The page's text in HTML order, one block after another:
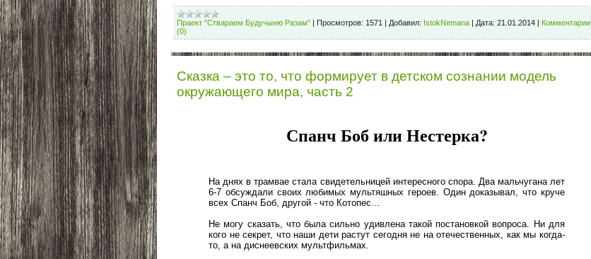
Праект "Ствараем Будучыню Разам" | Просмотров: 1571 | Добавил: IstokNemana | Дата: 21.01.2014 | Комментарии
(0)
Сказка – это то, что формирует в детском сознании модель
окружающего мира, часть 2
Спанч Боб или Нестерка?
На днях в трамвае стала свидетельницей интересного спора. Два мальчугана лет
6-7 обсуждали своих любимых мультяшных героев. Один доказывал, что круче
всех Спанч Боб, другой - что Котопес…
Не могу сказать, что была сильно удивлена такой постановкой вопроса. Ни для
кого не секрет, что наши дети растут сегодня не на отечественных, как мы когда-
то, а на диснеевских мультфильмах.